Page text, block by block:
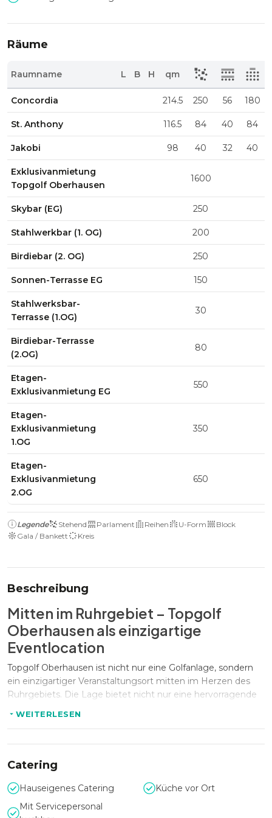
Räume
Raumname L B H qm
Concordia 214.5 250 56 180
St. Anthony 116.5 84 40 84
Jakobi 98 40 32 40
Exklusivanmietung
Topgolf Oberhausen
1600
Skybar (EG) 250
Stahlwerkbar (1. OG) 200
Birdiebar (2. OG) 250
Sonnen-Terrasse EG 150
Stahlwerksbar-
Terrasse (1.OG)
30
Birdiebar-Terrasse
(2.OG)
80
Etagen-
Exklusivanmietung EG
550
Etagen-
Exklusivanmietung
1.OG
350
Etagen-
Exklusivanmietung
2.OG
650
Legende Stehend Parlament Reihen U-Form
Block
Gala / Bankett
Kreis
Beschreibung
Mitten im Ruhrgebiet – Topgolf
Oberhausen als einzigartige
Eventlocation
Topgolf Oberhausen ist nicht nur eine Golfanlage, sondern
ein einzigartiger Veranstaltungsort mitten im Herzen des
Ruhrgebiets. Die Lage bietet nicht nur eine hervorragende
Öffnungszeiten:
Mo - DO: 10:00 - 0:00
SO: 10:00 - 0:00
WEITERLESEN
Catering
Hauseigenes Catering
Küche vor Ort
Mit Servicepersonal